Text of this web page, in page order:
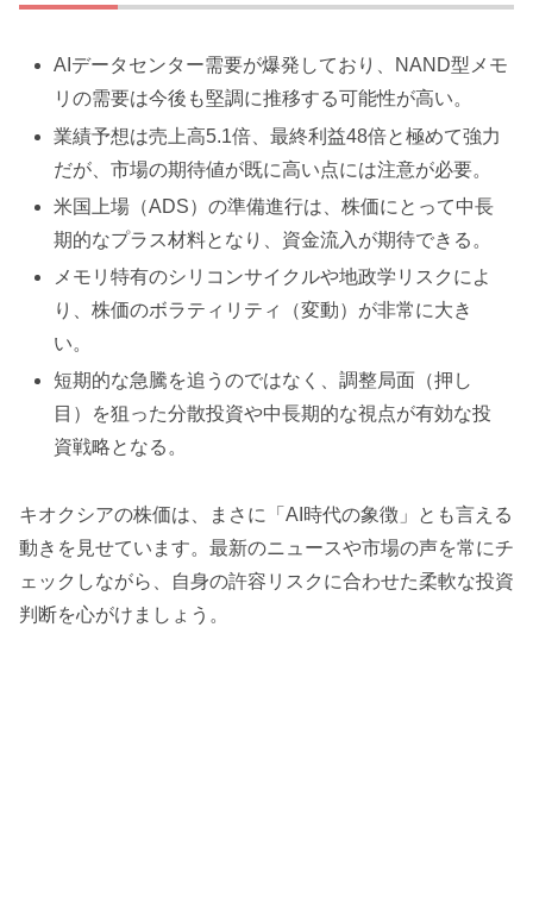
AIデータセンター需要が爆発しており、NAND型メモ
リの需要は今後も堅調に推移する可能性が高い。
業績予想は売上高5.1倍、最終利益48倍と極めて強力
だが、市場の期待値が既に高い点には注意が必要。
米国上場（ADS）の準備進行は、株価にとって中長
期的なプラス材料となり、資金流入が期待できる。
メモリ特有のシリコンサイクルや地政学リスクによ
り、株価のボラティリティ（変動）が非常に大き
い。
短期的な急騰を追うのではなく、調整局面（押し
目）を狙った分散投資や中長期的な視点が有効な投
資戦略となる。
キオクシアの株価は、まさに「AI時代の象徴」とも言える
動きを見せています。最新のニュースや市場の声を常にチ
ェックしながら、自身の許容リスクに合わせた柔軟な投資
判断を心がけましょう。